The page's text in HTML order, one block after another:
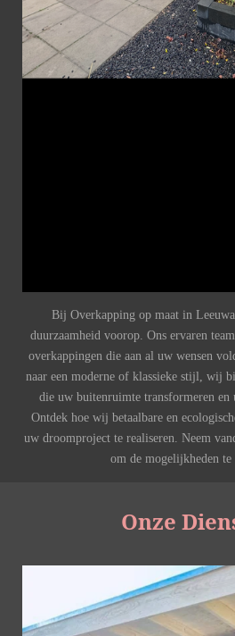
Bij Overkapping op maat in
duurzaamheid voorop. Ons ervaren
overkappingen die aan al uw wensen
naar een moderne of klassieke stijl, wij
die uw buitenruimte transformeren en
Ontdek hoe wij betaalbare en
uw droomproject te realiseren. Neem
om de mogelijkheden te
Onze